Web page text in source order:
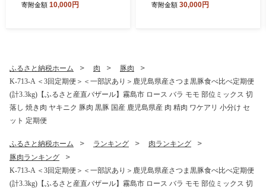
水♪美容と健康のミネラル成
寄附金額 10,000円
ク・M)【ミズノ】 日本製 国
寄附金額 30,000円
ふるさと納税ホーム 肉
豚肉
K-713-A ＜3回定期便＞＜一部訳あり＞鹿児島県産さつま黒豚食べ比べ定期便
(計3.3kg)【ふるさと産直バザール】霧島市 ロース バラ モモ 部位ミックス 切
落し 焼き肉 ヤキニク 豚肉 黒豚 国産 鹿児島県産 肉 精肉 ワケアリ 小分け セ
ット 定期便
ふるさと納税ホーム ランキング
肉ランキング
豚肉ランキング
K-713-A ＜3回定期便＞＜一部訳あり＞鹿児島県産さつま黒豚食べ比べ定期便
(計3.3kg)【ふるさと産直バザール】霧島市 ロース バラ モモ 部位ミックス 切